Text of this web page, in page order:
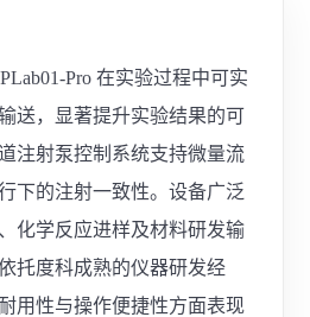
Pro 在实验过程中可实
送，显著提升实验结果的可
注射泵控制系统支持微量流
下的注射一致性。设备广泛
化学反应进样及材料研发输
托度科成熟的仪器研发经
用性与操作便捷性方面表现